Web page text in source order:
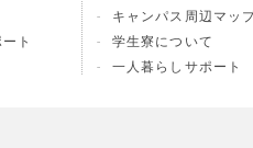
ト
キャンパス周辺マッ
学生寮について
一人暮らしサポート